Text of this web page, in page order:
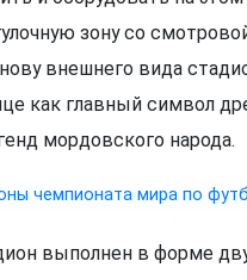
зону со
внешнего вида
как главный символ
мордовского народа.
выполнен в форме